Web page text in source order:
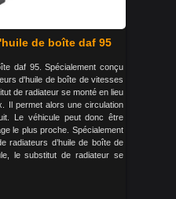
de boîte daf 95
daf 95. Spécialement conçu
d'huile de boîte de vitesses
de radiateur se monté en lieu
Il permet alors une circulation
Le véhicule peut donc être
le plus proche. Spécialement
radiateurs d’huile de boîte de
le substitut de radiateur se